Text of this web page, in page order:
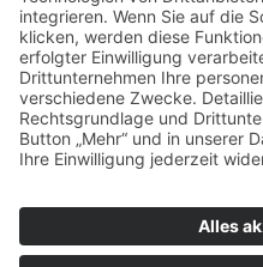
Wir sind ein Querschnitt
Alters, der Berufe,
Bei uns kann man nicht
keine starren Strukturen,
Bei uns kann jeder Mensch